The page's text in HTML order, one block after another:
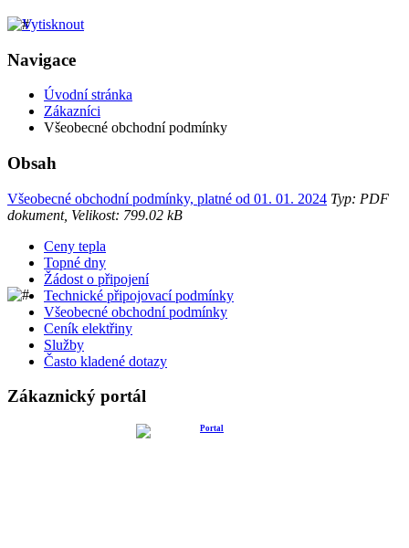
Navigace
Úvodní stránka
Zákazníci
Všeobecné obchodní podmínky
Obsah
Všeobecné obchodní podmínky, platné od 01. 01. 2024 Typ: PDF
dokument, Velikost: 799.02 kB
Ceny tepla
Topné dny
Žádost o připojení
Technické připojovací podmínky
Všeobecné obchodní podmínky
Ceník elektřiny
Služby
Často kladené dotazy
Zákaznický portál